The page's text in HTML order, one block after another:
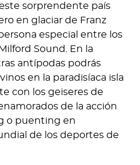
sorprendente país
en glaciar de Franz
especial entre los
Sound. En la
antípodas podrás
en la paradisíaca isla
con los geiseres de
de la acción
o puenting en
de los deportes de